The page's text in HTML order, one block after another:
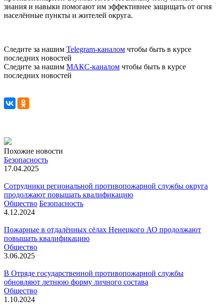
знания и навыки помогают им эффективнее защищать от огня
населённые пункты и жителей округа.
Следите за нашим Telegram-каналом чтобы быть в курсе
последних новостей
Следите за нашим МАКС-каналом чтобы быть в курсе
последних новостей
Похожие новости
Безопасность
17.04.2025
Сотрудники региональной противопожарной службы округа
продолжают повышать квалификацию
Общество Безопасность
4.12.2024
Пожарные в отдалённых сёлах Ненецкого АО продолжают
повышать квалификацию
Общество
3.06.2025
В Отряде государственной противопожарной службы
обновляют летнюю форму личного состава
Общество
1.10.2024